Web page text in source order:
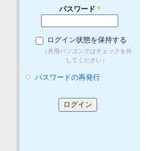
パスワード *
ログイン状態を保持する
（共用パソコンではチェックを外
してください）
パスワードの再発行